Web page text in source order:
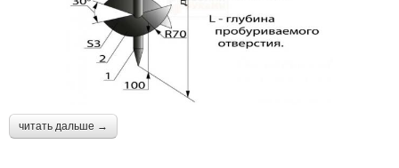
читать дальше →